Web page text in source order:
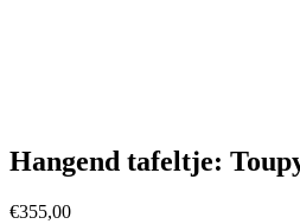
Hangend tafeltje:
€355,00